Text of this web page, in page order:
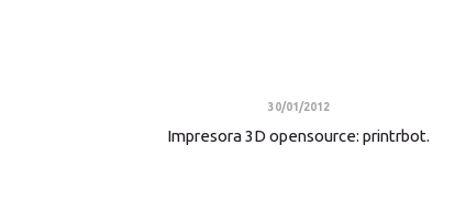
30/01/2012
Impresora 3D opensource: printrbot.